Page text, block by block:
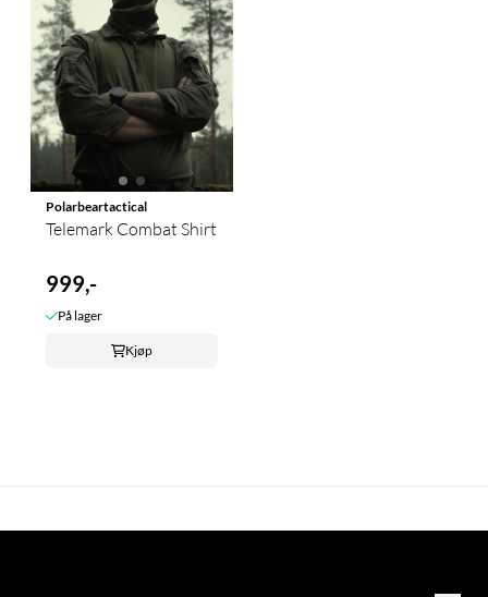
Polarbeartactical
Telemark Combat Shirt
999,-
På lager
Kjøp